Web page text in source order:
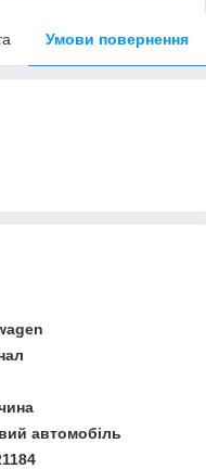
Умови повернення
автомобіль